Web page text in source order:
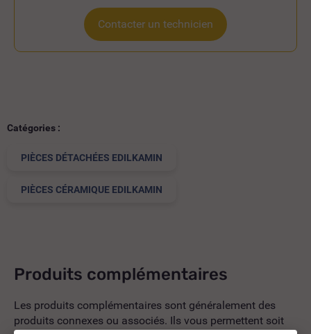
Contacter un technicien
Catégories :
PIÈCES DÉTACHÉES EDILKAMIN
PIÈCES CÉRAMIQUE EDILKAMIN
Produits complémentaires
Les produits complémentaires sont généralement des
produits connexes ou associés. Ils vous permettent soit